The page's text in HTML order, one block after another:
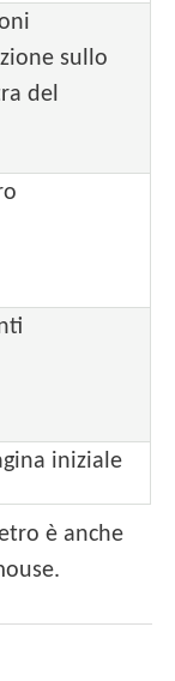
sullo
del
iniziale
è anche